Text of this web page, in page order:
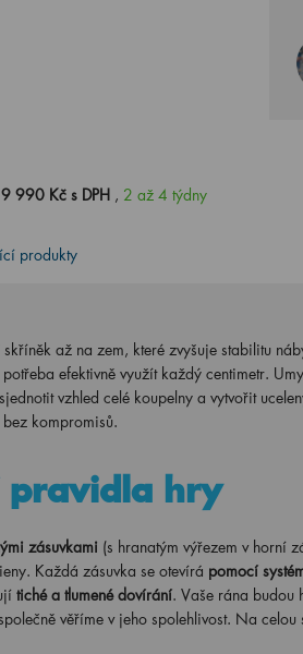
990 Kč s DPH , 2 až 4 týdny
produkty
až na zem, které zvyšuje stabilitu
efektivně využít každý centimetr.
vzhled celé koupelny a vytvořit
kompromisů.
pravidla hry
zásuvkami (s hranatým výřezem v horní
Každá zásuvka se otevírá pomocí
tiché a tlumené dovírání. Vaše rána budou
věříme v jeho spolehlivost. Na